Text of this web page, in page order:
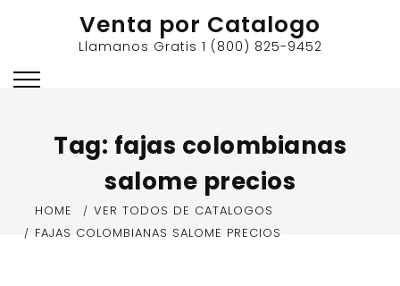
Venta por Catalogo
Llamanos Gratis 1 (800) 825-9452
Tag: fajas colombianas
salome precios
HOME
VER TODOS DE CATALOGOS
FAJAS COLOMBIANAS SALOME PRECIOS